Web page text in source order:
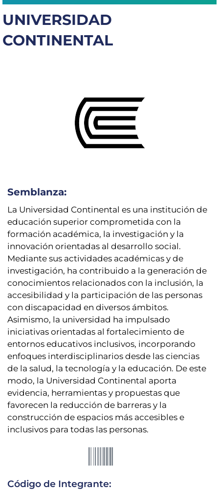
REINDIS
UNIVERSIDAD
CONTINENTAL
Semblanza:
La Universidad Continental es una institución de
educación superior comprometida con la
formación académica, la investigación y la
innovación orientadas al desarrollo social.
Mediante sus actividades académicas y de
investigación, ha contribuido a la generación de
conocimientos relacionados con la inclusión, la
accesibilidad y la participación de las personas
con discapacidad en diversos ámbitos.
Asimismo, la universidad ha impulsado
iniciativas orientadas al fortalecimiento de
entornos educativos inclusivos, incorporando
enfoques interdisciplinarios desde las ciencias
de la salud, la tecnología y la educación. De este
modo, la Universidad Continental aporta
evidencia, herramientas y propuestas que
favorecen la reducción de barreras y la
construcción de espacios más accesibles e
inclusivos para todas las personas.
Código de Integrante: